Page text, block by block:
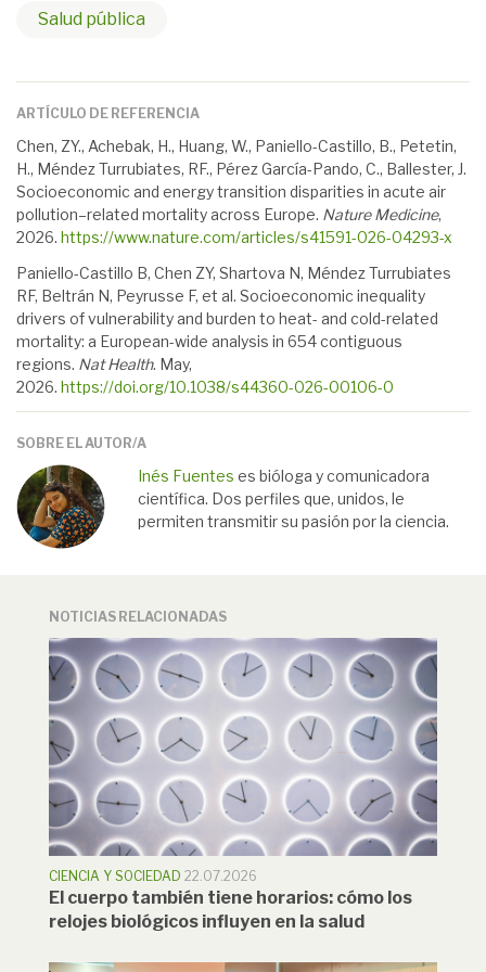
Salud pública
ARTÍCULO DE REFERENCIA
Chen, ZY., Achebak, H., Huang, W., Paniello-Castillo, B., Petetin,
H., Méndez Turrubiates, RF., Pérez García-Pando, C., Ballester, J.
Socioeconomic and energy transition disparities in acute air
pollution–related mortality across Europe. Nature Medicine,
2026. https://www.nature.com/articles/s41591-026-04293-x
Paniello-Castillo B, Chen ZY, Shartova N, Méndez Turrubiates
RF, Beltrán N, Peyrusse F, et al. Socioeconomic inequality
drivers of vulnerability and burden to heat- and cold-related
mortality: a European-wide analysis in 654 contiguous
regions. Nat Health. May,
2026. https://doi.org/10.1038/s44360-026-00106-0
SOBRE EL AUTOR/A
Inés Fuentes es bióloga y comunicadora
científica. Dos perfiles que, unidos, le
permiten transmitir su pasión por la ciencia.
NOTICIAS RELACIONADAS
CIENCIA Y SOCIEDAD 22.07.2026
El cuerpo también tiene horarios: cómo los
relojes biológicos influyen en la salud